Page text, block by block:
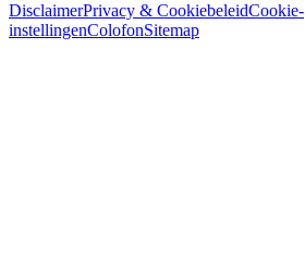
DisclaimerPrivacy & CookiebeleidCookie-
instellingenColofonSitemap